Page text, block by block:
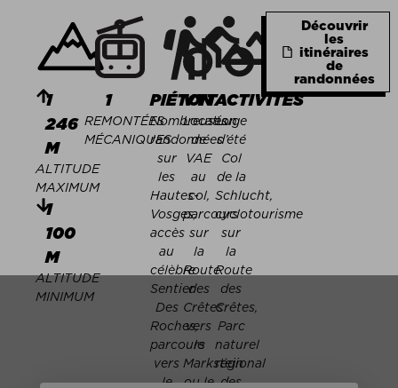
1
246
M
ALTITUDE
MAXIMUM
1
100
M
ALTITUDE
MINIMUM
1
REMONTÉES
MÉCANIQUES
PIÉTON
Nombreuses
randonnées
sur
les
Hautes-
Vosges,
accès
au
célèbre
Sentier
Des
Roches,
parcours
vers
le
VTT
Location
de
VAE
au
col,
parcours
sur
la
Route
des
Crêtes
vers
le
Markstein
ou le
ACTIVITÉS
Luge
d’été
Col
de la
Schlucht,
cyclotourisme
sur
la
Route
des
Crêtes,
Parc
naturel
régional
des
Découvrir
les
itinéraires
de
randonnées